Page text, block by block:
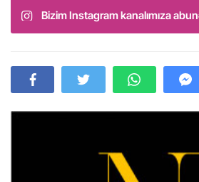
Bizim Instagram kanalımıza